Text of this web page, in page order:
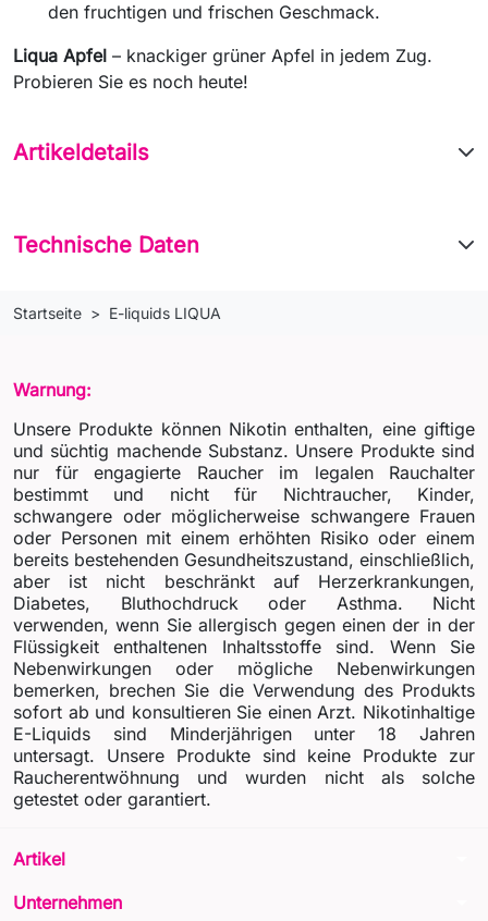
den fruchtigen und frischen Geschmack.
Liqua Apfel – knackiger grüner Apfel in jedem Zug.
Probieren Sie es noch heute!
Artikeldetails
Technische Daten
Startseite E-liquids LIQUA
Warnung:
Unsere Produkte können Nikotin enthalten, eine giftige
und süchtig machende Substanz. Unsere Produkte sind
nur für engagierte Raucher im legalen Rauchalter
bestimmt und nicht für Nichtraucher, Kinder,
schwangere oder möglicherweise schwangere Frauen
oder Personen mit einem erhöhten Risiko oder einem
bereits bestehenden Gesundheitszustand, einschließlich,
aber ist nicht beschränkt auf Herzerkrankungen,
Diabetes, Bluthochdruck oder Asthma. Nicht
verwenden, wenn Sie allergisch gegen einen der in der
Flüssigkeit enthaltenen Inhaltsstoffe sind. Wenn Sie
Nebenwirkungen oder mögliche Nebenwirkungen
bemerken, brechen Sie die Verwendung des Produkts
sofort ab und konsultieren Sie einen Arzt. Nikotinhaltige
E-Liquids sind Minderjährigen unter 18 Jahren
untersagt. Unsere Produkte sind keine Produkte zur
Raucherentwöhnung und wurden nicht als solche
getestet oder garantiert.
Artikel
Unternehmen